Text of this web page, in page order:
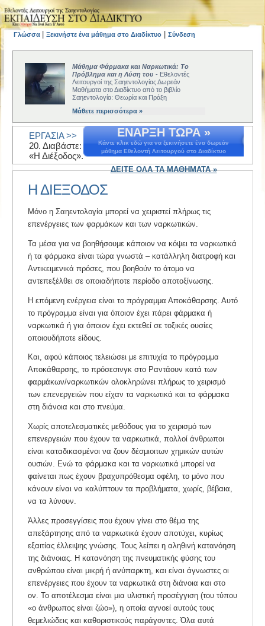
Γλώσσα Ξεκινήστε ένα μάθημα στο Διαδίκτυο Σύνδεση
Μάθημα Φάρμακα και Ναρκωτικά: Το
Πρόβλημα και η Λύση του - Εθελοντές
Λειτουργοί της Σαηεντολογίας Δωρεάν
Μαθήματα στο Διαδίκτυο από το βιβλίο
Σαηεντολογία: Θεωρία και Πράξη
Μάθετε περισσότερα »
ΕΝΑΡΞΗ ΤΩΡΑ »
Κάντε κλικ εδώ για να ξεκινήσετε ένα δωρεάν
μάθημα Εθελοντή Λειτουργού στο Διαδίκτυο
ΔΕΙΤΕ ΟΛΑ ΤΑ ΜΑΘΗΜΑΤΑ »
ΕΡΓΑΣΙΑ >>
20. Διαβάστε:
«Η Διέξοδος».
Η ΔΙΕΞΟΔΟΣ
Μόνο η Σαηεντολογία μπορεί να χειριστεί πλήρως τις
επενέργειες των φαρμάκων και των ναρκωτικών.
Τα μέσα για να βοηθήσουμε κάποιον να κόψει τα ναρκωτικά
ή τα φάρμακα είναι τώρα γνωστά – κατάλληλη διατροφή και
Αντικειμενικά πρόσες, που βοηθούν το άτομο να
αντεπεξέλθει σε οποιαδήποτε περίοδο αποτοξίνωσης.
Η επόμενη ενέργεια είναι το πρόγραμμα Αποκάθαρσης. Αυτό
το πρόγραμμα είναι για όποιον έχει πάρει φάρμακα ή
ναρκωτικά ή για όποιον έχει εκτεθεί σε τοξικές ουσίες
οποιουδήποτε είδους.
Και, αφού κάποιος τελειώσει με επιτυχία το πρόγραμμα
Αποκάθαρσης, το πρόσεσινγκ στο Ραντάουν κατά των
φαρμάκων/ναρκωτικών ολοκληρώνει πλήρως το χειρισμό
των επενεργειών που είχαν τα ναρκωτικά και τα φάρμακα
στη διάνοια και στο πνεύμα.
Χωρίς αποτελεσματικές μεθόδους για το χειρισμό των
επενεργειών που έχουν τα ναρκωτικά, πολλοί άνθρωποι
είναι καταδικασμένοι να ζουν δέσμιοιτων χημικών αυτών
ουσιών. Ενώ τα φάρμακα και τα ναρκωτικά μπορεί να
φαίνεται πως έχουν βραχυπρόθεσμα οφέλη, το μόνο που
κάνουν είναι να καλύπτουν τα προβλήματα, χωρίς, βέβαια,
να τα λύνουν.
Άλλες προσεγγίσεις που έχουν γίνει στο θέμα της
απεξάρτησης από τα ναρκωτικά έχουν αποτύχει, κυρίως
εξαιτίας έλλειψης γνώσης. Τους λείπει η αληθινή κατανόηση
της διάνοιας. Η κατανόηση της πνευματικής φύσης του
ανθρώπου είναι μικρή ή ανύπαρκτη, και είναι άγνωστες οι
επενέργειες που έχουν τα ναρκωτικά στη διάνοια και στο
ον. Το αποτέλεσμα είναι μια υλιστική προσέγγιση (του τύπου
«ο άνθρωπος είναι ζώο»), η οποία αγνοεί αυτούς τους
θεμελιώδεις και καθοριστικούς παράγοντες. Όλα αυτά